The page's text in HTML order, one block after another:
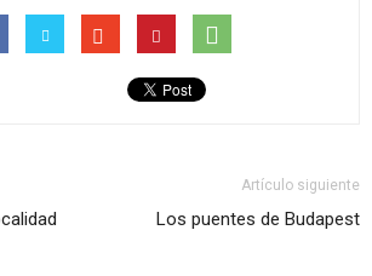
Artículo siguiente
Los puentes de Budapest